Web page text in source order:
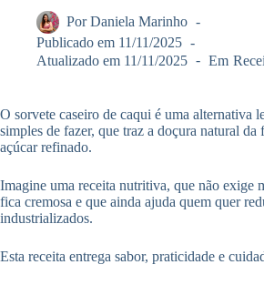
Por Daniela Marinho
Publicado em 11/11/2025
Atualizado em 11/11/2025 Em
O sorvete caseiro de caqui é uma alternativa
simples de fazer, que traz a doçura natural da
açúcar refinado.
Imagine uma receita nutritiva, que não exige
fica cremosa e que ainda ajuda quem quer
industrializados.
Esta receita entrega sabor, praticidade e